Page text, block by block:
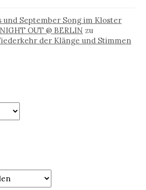
und September Song im Kloster
OUT @ BERLIN zu
der Klänge und Stimmen